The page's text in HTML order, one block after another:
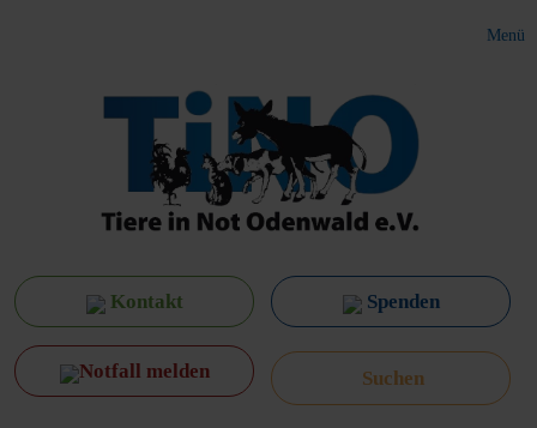
Menü
Kontakt Spenden
Notfall melden